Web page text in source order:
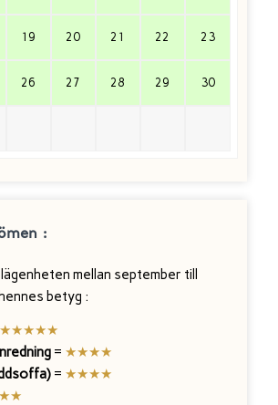
19 20 21 22 23
26 27 28 29 30
:
mellan september till
betyg :
★★★★★
= ★★★★
= ★★★★
★★